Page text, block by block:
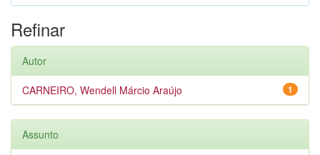
Refinar
Autor
1
CARNEIRO, Wendell Márcio Araújo
Assunto